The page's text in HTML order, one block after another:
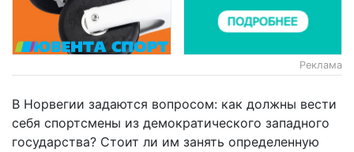
Реклама
В Норвегии задаются вопросом: как должны вести
себя спортсмены из демократического западного
государства? Стоит ли им занять определенную